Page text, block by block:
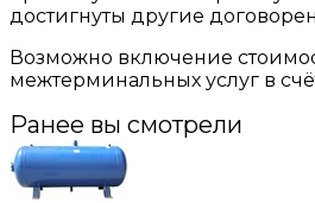
достигнуты другие
Возможно включение
межтерминальных услуг в
Ранее вы смотрели